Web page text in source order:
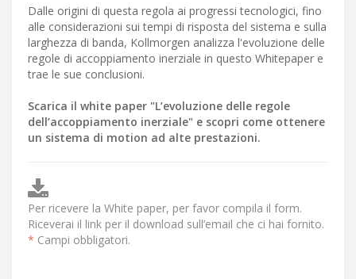
Dalle origini di questa regola ai progressi tecnologici, fino
alle considerazioni sui tempi di risposta del sistema e sulla
larghezza di banda, Kollmorgen analizza l'evoluzione delle
regole di accoppiamento inerziale in questo Whitepaper e
trae le sue conclusioni.
Scarica il white paper "L’evoluzione delle regole
dell’accoppiamento inerziale" e scopri come ottenere
un sistema di motion ad alte prestazioni.
Per ricevere la White paper, per favor compila il form.
Riceverai il link per il download sull’email che ci hai fornito.
* Campi obbligatori.